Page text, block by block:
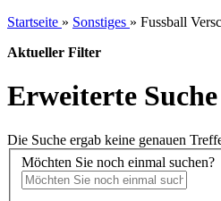
Startseite » Sonstiges » Fussball
Aktueller Filter
Erweiterte Suche
Die Suche ergab keine genauen
Möchten Sie noch einmal suchen?